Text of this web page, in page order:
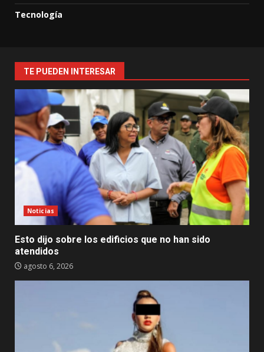
Tecnología
TE PUEDEN INTERESAR
Noticias
Esto dijo sobre los edificios que no han sido
atendidos
agosto 6, 2026